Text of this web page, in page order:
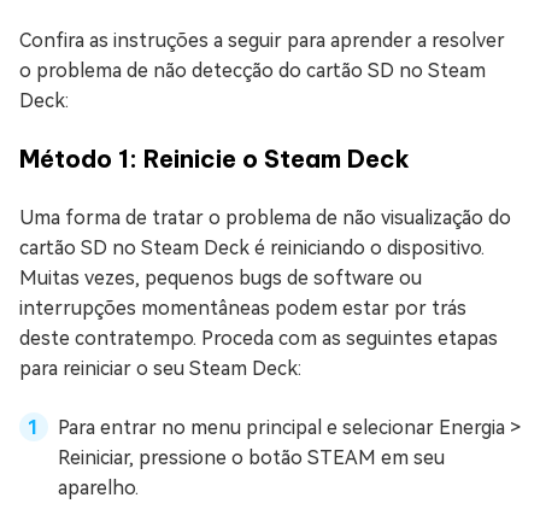
Confira as instruções a seguir para aprender a resolver
o problema de não detecção do cartão SD no Steam
Deck:
Método 1: Reinicie o Steam Deck
Uma forma de tratar o problema de não visualização do
cartão SD no Steam Deck é reiniciando o dispositivo.
Muitas vezes, pequenos bugs de software ou
interrupções momentâneas podem estar por trás
deste contratempo. Proceda com as seguintes etapas
para reiniciar o seu Steam Deck:
Para entrar no menu principal e selecionar Energia >
Reiniciar, pressione o botão STEAM em seu
aparelho.